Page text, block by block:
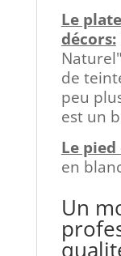
Le
décors:
de
peu
est un
Le
en
Un